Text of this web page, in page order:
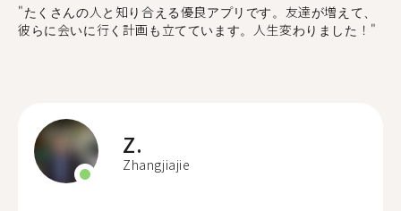
"たくさんの人と知り合える優良アプリです。友達が増えて、
彼らに会いに行く計画も立てています。人生変わりました！"
Z.
Zhangjiajie